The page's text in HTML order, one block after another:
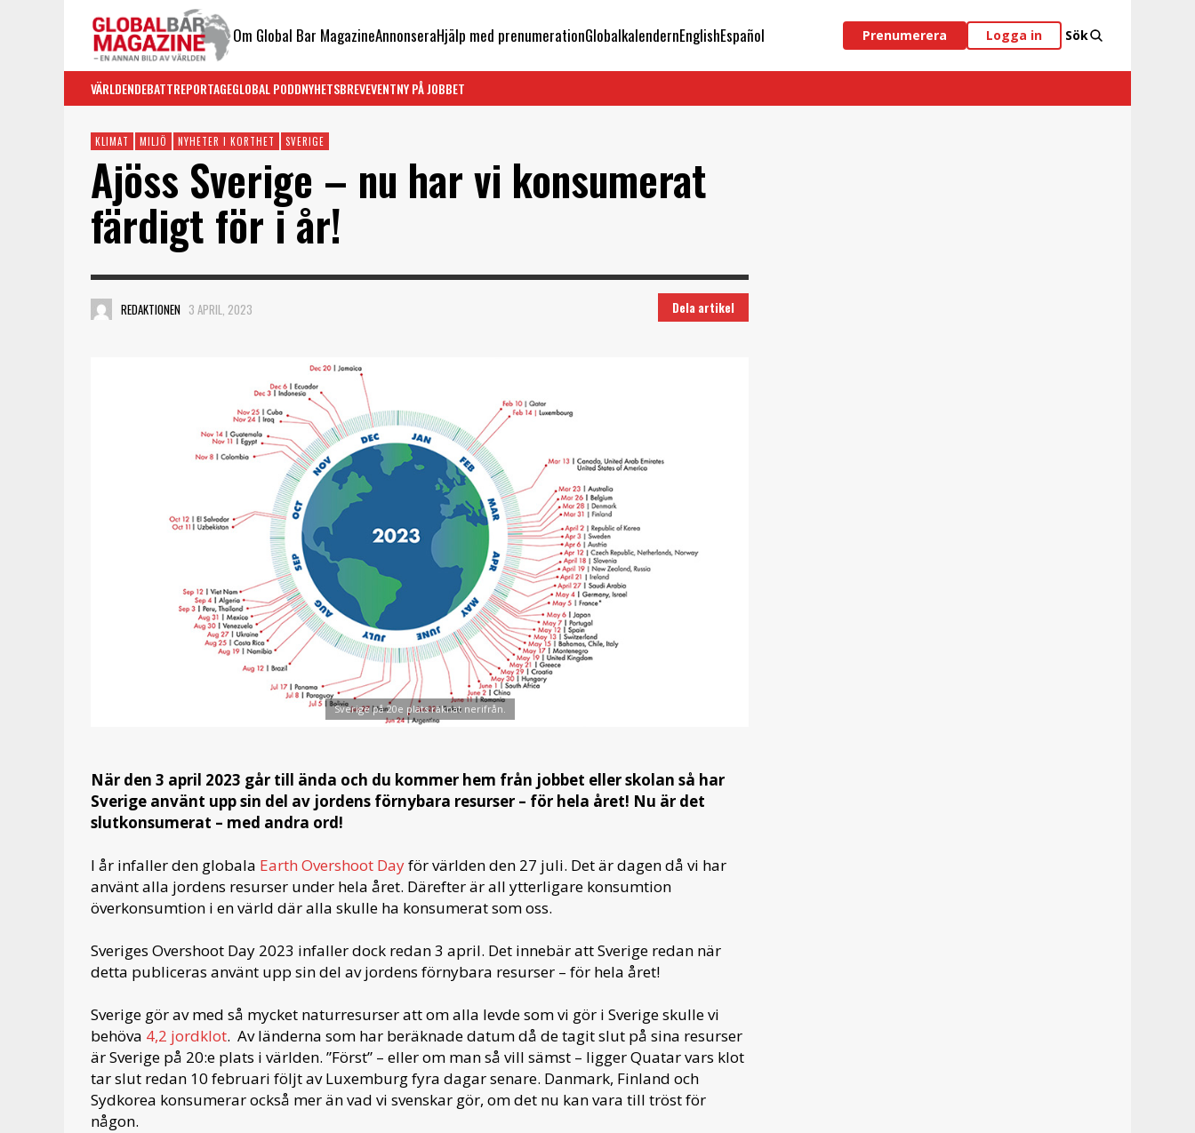
Om Global Bar MagazineAnnonseraHjälp med prenumerationGlobalkalendernEnglishEspañol Prenumerera Logga in Sök
VÄRLDENDEBATTREPORTAGEGLOBAL PODDNYHETSBREVEVENTNY PÅ JOBBET
KLIMAT MILJÖ NYHETER I KORTHET SVERIGE
Ajöss Sverige – nu har vi konsumerat
färdigt för i år!
REDAKTIONEN 3 APRIL, 2023 Dela artikel
Sverige på 20e plats räknat nerifrån.
När den 3 april 2023 går till ända och du kommer hem från jobbet eller skolan så har
Sverige använt upp sin del av jordens förnybara resurser – för hela året! Nu är det
slutkonsumerat – med andra ord!
I år infaller den globala Earth Overshoot Dayför världen den 27 juli. Det är dagen då vi har
använt alla jordens resurser under hela året. Därefter är all ytterligare konsumtion
överkonsumtion i en värld där alla skulle ha konsumerat som oss.
Sveriges Overshoot Day 2023 infaller dock redan 3 april. Det innebär att Sverige redan när
detta publiceras använt upp sin del av jordens förnybara resurser – för hela året!
Sverige gör av med så mycket naturresurser att om alla levde som vi gör i Sverige skulle vi
behöva 4,2 jordklot. Av länderna som har beräknade datum då de tagit slut på sina resurser
är Sverige på 20:e plats i världen. ”Först” – eller om man så vill sämst – ligger Quatar vars klot
tar slut redan 10 februari följt av Luxemburg fyra dagar senare. Danmark, Finland och
Sydkorea konsumerar också mer än vad vi svenskar gör, om det nu kan vara till tröst för
någon.